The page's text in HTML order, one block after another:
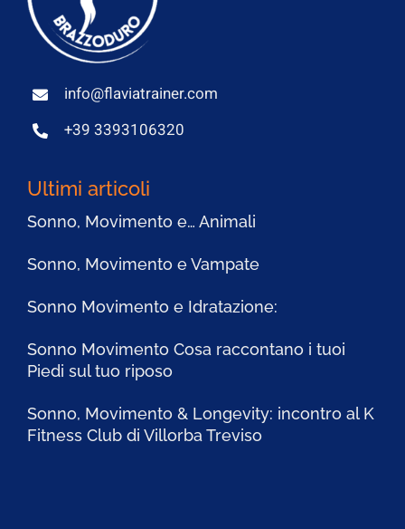
info@flaviatrainer.com
+39 3393106320
Ultimi articoli
Sonno, Movimento e… Animali
Sonno, Movimento e Vampate
Sonno Movimento e Idratazione:
Sonno Movimento Cosa raccontano i tuoi
Piedi sul tuo riposo
Sonno, Movimento & Longevity: incontro al K
Fitness Club di Villorba Treviso